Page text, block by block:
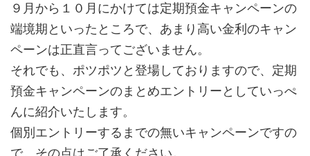
９月から１０月にかけては定期預金キャンペーンの
端境期といったところで、あまり高い金利のキャン
ペーンは正直言ってございません。
それでも、ポツポツと登場しておりますので、定期
預金キャンペーンのまとめエントリーとしていっぺ
んに紹介いたします。
個別エントリーするまでの無いキャンペーンですの
で、その点はご了承ください。